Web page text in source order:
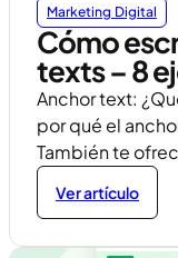
Marketing Digital
Cómo
texts – 8
Anchor text:
por qué el
También te
Ver artículo